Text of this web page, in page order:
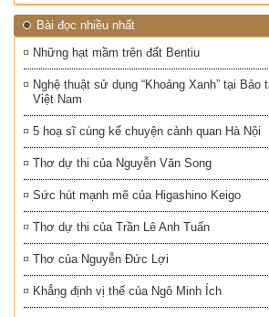
Bài đọc nhiều nhất
Những hạt mầm trên đất Bentiu
Nghệ thuật sử dụng “Khoảng Xanh” tại
Việt Nam
5 hoạ sĩ cùng kể chuyện cảnh quan Hà Nội
Thơ dự thi của Nguyễn Văn Song
Sức hút mạnh mẽ của Higashino Keigo
Thơ dự thi của Trần Lê Anh Tuấn
Thơ của Nguyễn Đức Lợi
Khẳng định vị thế của Ngô Minh Ích